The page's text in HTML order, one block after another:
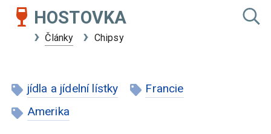
HOSTOVKA
Články Chipsy
jídla a jídelní lístky
Francie
Amerika